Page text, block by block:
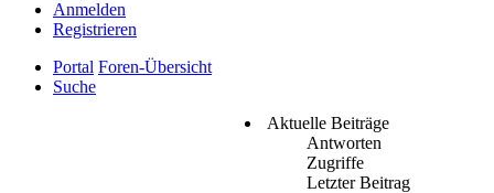
Anmelden
Registrieren
Portal Foren-Übersicht
Suche
Aktuelle Beiträge
Antworten
Zugriffe
Letzter Beitrag